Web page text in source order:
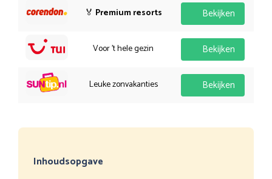
🏅 Premium resorts Bekijken
Voor 't hele gezin Bekijken
Leuke zonvakanties Bekijken
Inhoudsopgave